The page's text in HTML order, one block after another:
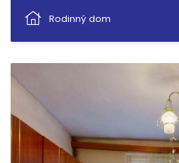
Rodinný dom